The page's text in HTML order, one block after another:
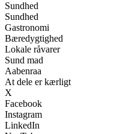
Sundhed
Sundhed
Gastronomi
Bæredygtighed
Lokale råvarer
Sund mad
Aabenraa
At dele er kærligt
X
Facebook
Instagram
LinkedIn